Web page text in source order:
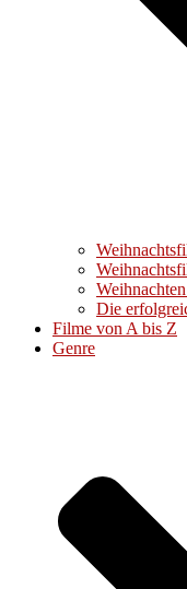
Die
Filme von A bis Z
Genre